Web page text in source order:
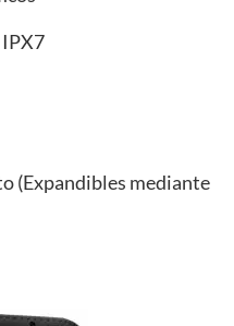
(Expandibles mediante